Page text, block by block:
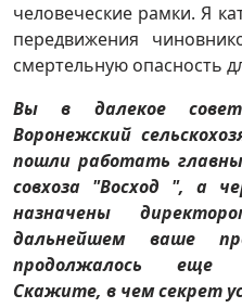
человеческие рамки. Я
передвижения
смертельную опасность
Вы в далекое
Воронежский
пошли работать
совхоза "Восход ", а
назначены
дальнейшем ваше
продолжалось еще
Скажите, в чем секрет